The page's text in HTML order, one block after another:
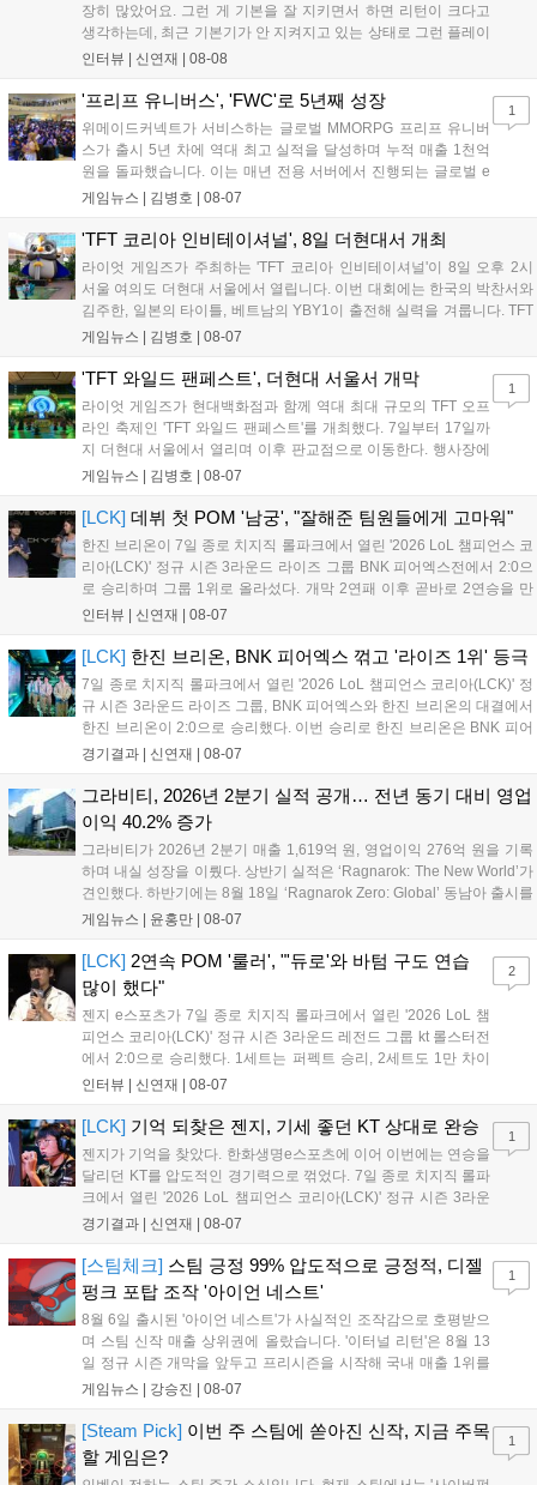
장히 많았어요. 그런 게 기본을 잘 지키면서 하면 리턴이 크다고
생각하는데, 최근 기본기가 안 지켜지고 있는 상태로 그런 플레이
를 추구하다 보니까 팀적으로 안 좋은 사고가 계속 많이 났던 것
LoL 챔피언스 코리아(LCK)'...
인터뷰 | 신연재 08-08
'프리프 유니버스', 'FWC'로 5년째 성장
위메이드커넥트가 서비스하는 글로벌 MMORPG 프리프 유니버
스가 출시 5년 차에 역대 최고 실적을 달성하며 누적 매출 1천억
원을 돌파했습니다. 이는 매년 전용 서버에서 진행되는 글로벌 e
스포츠 대회 FWC의 영향이 큽니다. FWC는 이용자가 동일한 조
은 전년 대비 매출과 이용자 지표가 대폭 상승하는 성과를 냈습니
다. 오는 10월 필리핀 마닐라에서 총상금 11만 달러 규모의 제4회
FWC 그랜드 파이널이 개최될 예정이며, 위메이드커넥트는 이를
통해 커뮤니티 중심의 장기 성장 모델을 지속할 방침입니다....
게임뉴스 | 김병호 08-07
1
'TFT 코리아 인비테이셔널', 8일 더현대서 개최
라이엇 게임즈가 주최하는 'TFT 코리아 인비테이셔널'이 8일 오후 2시
서울 여의도 더현대 서울에서 열립니다. 이번 대회에는 한국의 박찬서와
김주한, 일본의 타이틀, 베트남의 YBY1이 출전해 실력을 겨룹니다. TFT
는 소속팀 없이 개인 자격으로 참가하는 독특한 대회 구조를 가지며, 누
17일까지 이어지는 이번 행사는 신규 세트 체험과 공연 등 다양한 즐길
거리를 제공하며, 이후 현대백화점 판교점에서도 행사가 이어질 예정입
니다. 연말에는 라스베이거스 오픈이 개최됩니다....
게임뉴스 | 김병호 08-07
'TFT 와일드 팬페스트', 더현대 서울서 개막
라이엇 게임즈가 현대백화점과 함께 역대 최대 규모의 TFT 오프
라인 축제인 'TFT 와일드 팬페스트'를 개최했다. 7일부터 17일까
지 더현대 서울에서 열리며 이후 판교점으로 이동한다. 행사장에
는 체험, 스페셜, 무대 존이 마련됐으며 8일 오후 2시 인비테이셔
연 등 다채로운 일정이 준비되어 있다. 사전 예약은 조기 마감될
만큼 큰 인기를 끌고 있다....
게임뉴스 | 김병호 08-07
1
[LCK] 데뷔 첫 POM '남궁', "잘해준 팀원들에게 고마워"
한진 브리온이 7일 종로 치지직 롤파크에서 열린 '2026 LoL 챔피언스 코
리아(LCK)' 정규 시즌 3라운드 라이즈 그룹 BNK 피어엑스전에서 2:0으
로 승리하며 그룹 1위로 올라섰다. 개막 2연패 이후 곧바로 2연승을 만
들어내면서 이어질 4라운드에 대한 기대감을 올렸다. 다음은 이날 데뷔
인터뷰 | 신연재 08-07
[LCK] 한진 브리온, BNK 피어엑스 꺾고 '라이즈 1위' 등극
7일 종로 치지직 롤파크에서 열린 '2026 LoL 챔피언스 코리아(LCK)' 정
규 시즌 3라운드 라이즈 그룹, BNK 피어엑스와 한진 브리온의 대결에서
한진 브리온이 2:0으로 승리했다. 이번 승리로 한진 브리온은 BNK 피어
엑스를 제치고 라이즈 그룹 1위로 올라섰다. 1세트, 한진 브리온이 '로머'
경기결과 | 신연재 08-07
그라비티, 2026년 2분기 실적 공개… 전년 동기 대비 영업
이익 40.2% 증가
그라비티가 2026년 2분기 매출 1,619억 원, 영업이익 276억 원을 기록
하며 내실 성장을 이뤘다. 상반기 실적은 ‘Ragnarok: The New World’가
견인했다. 하반기에는 8월 18일 ‘Ragnarok Zero: Global’ 동남아 출시를
시작으로 9월 3일 ‘달려라 헤베레케 EX’, 9월 22일 ‘갈바테인’ 등 다양한
이’ 출시가 예정돼 있으며, 2027년에는 ‘Ragnarok 3’ 등 대작을 글로벌
출시할 계획이다. 그라비티는 조인트벤처 설립과 라그나로크 에코 시스
템 구축을 통해 신성장 동력을 확보할 방침이다....
게임뉴스 | 윤홍만 08-07
[LCK] 2연속 POM '룰러', "'듀로'와 바텀 구도 연습
많이 했다"
젠지 e스포츠가 7일 종로 치지직 롤파크에서 열린 '2026 LoL 챔
피언스 코리아(LCK)' 정규 시즌 3라운드 레전드 그룹 kt 롤스터전
에서 2:0으로 승리했다. 1세트는 퍼펙트 승리, 2세트도 1만 차이
를 벌리며 25분 만에 승리하면서 말 그대로 압도적인 경기력을 선
하며 POM에 선정됐...
인터뷰 | 신연재 08-07
2
[LCK] 기억 되찾은 젠지, 기세 좋던 KT 상대로 완승
젠지가 기억을 찾았다. 한화생명e스포츠에 이어 이번에는 연승을
달리던 KT를 압도적인 경기력으로 꺾었다. 7일 종로 치지직 롤파
크에서 열린 '2026 LoL 챔피언스 코리아(LCK)' 정규 시즌 3라운
드 레전드 그룹, kt 롤스터와 젠지 e스포츠의 대결에서 젠지가 압
기억을 되찾기라도 한 듯 1,...
경기결과 | 신연재 08-07
1
[스팀체크] 스팀 긍정 99% 압도적으로 긍정적, 디젤
펑크 포탑 조작 '아이언 네스트'
8월 6일 출시된 '아이언 네스트'가 사실적인 조작감으로 호평받으
며 스팀 신작 매출 상위권에 올랐습니다. '이터널 리턴'은 8월 13
일 정규 시즌 개막을 앞두고 프리시즌을 시작해 국내 매출 1위를
기록했습니다. 25주년을 맞은 '고스트 리콘' 시리즈는 8월 6일 쇼
'마블 투혼: 파이팅 소울즈'와 레트로 수리 시뮬레이션 '리스토
리'도 스팀에 정식 출시되었습니다....
게임뉴스 | 강승진 08-07
1
[Steam Pick] 이번 주 스팀에 쏟아진 신작, 지금 주목
할 게임은?
1